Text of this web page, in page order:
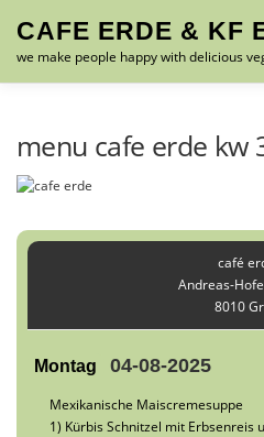
Inhalt
springen
CAFE ERDE & KF
we make people happy with delicious
menu cafe erde kw
café
Andreas-
8010
Montag 04-08-2025
Mexikanische Maiscremesuppe
1) Kürbis Schnitzel mit Erbsenreis